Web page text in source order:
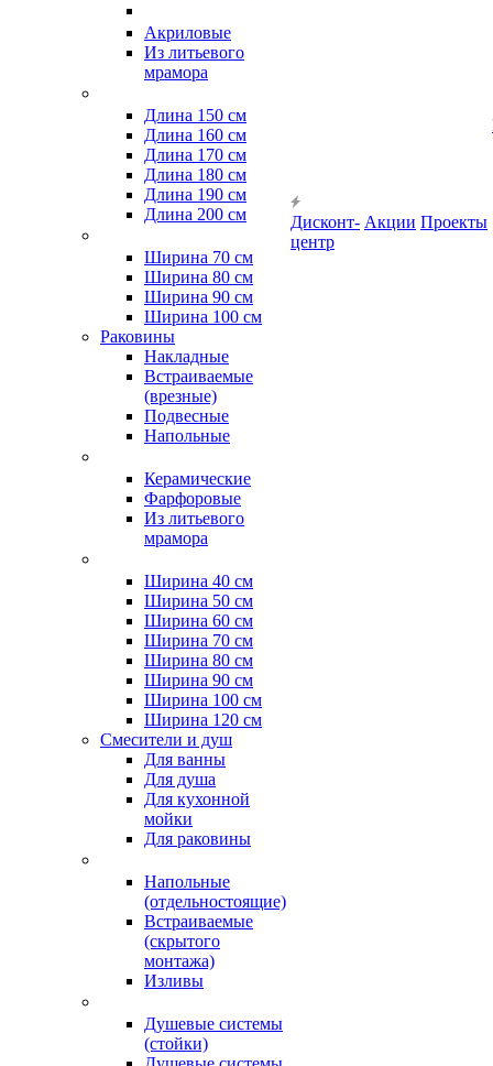
Акриловые
Из литьевого
мрамора
Длина 150 см
Длина 160 см
Длина 170 см
Длина 180 см
Длина 190 см
Длина 200 см
Ширина 70 см
Ширина 80 см
Ширина 90 см
Ширина 100 см
Раковины
Накладные
Встраиваемые
(врезные)
Подвесные
Напольные
Керамические
Фарфоровые
Из литьевого
мрамора
Ширина 40 см
Ширина 50 см
Ширина 60 см
Ширина 70 см
Ширина 80 см
Ширина 90 см
Ширина 100 см
Ширина 120 см
Смесители и душ
Для ванны
Для душа
Для кухонной
мойки
Для раковины
Напольные
(отдельностоящие)
Встраиваемые
(скрытого
монтажа)
Изливы
Душевые системы
(стойки)
Дисконт-
центр
Акции Проекты